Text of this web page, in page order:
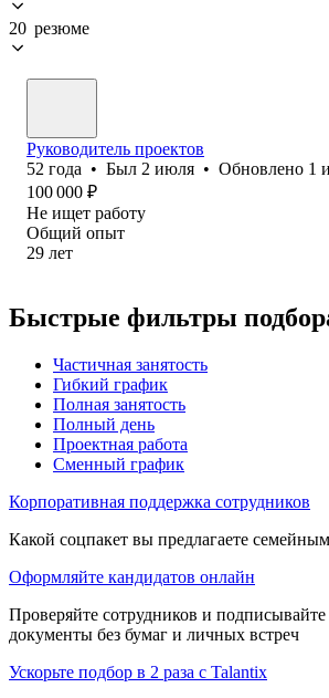
20 резюме
Руководитель проектов
52 года • Был 2 июля • Обновлено 1
100 000 ₽
Не ищет работу
Общий опыт
29 лет
Быстрые фильтры
Частичная занятость
Гибкий график
Полная занятость
Полный день
Проектная работа
Сменный график
Корпоративная поддержка сотрудников
Какой соцпакет вы предлагаете
Оформляйте кандидатов онлайн
Проверяйте сотрудников и
документы без бумаг и личных встреч
Ускорьте подбор в 2 раза с Talantix